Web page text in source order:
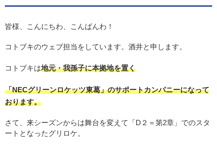
皆様、こんにちわ、こんばんわ！
コトブキのウェブ担当をしています。酒井と申します。
コトブキは地元・我孫子に本拠地を置く
「NECグリーンロケッツ東葛」のサポートカンパニーになって
おります。
さて、来シーズンからは舞台を変えて「D２＝第2章」でのスタ
ートとなったグリロケ。